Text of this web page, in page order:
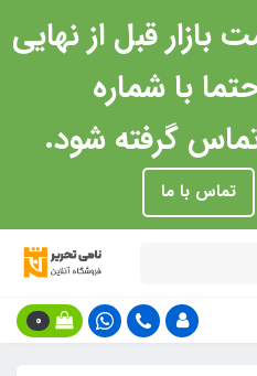
قبل از نهایی
با شماره
تماس گرفته شود.
تماس با ما
0